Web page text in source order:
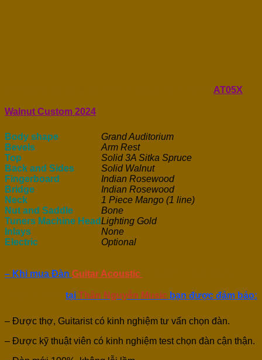
AT05X
Walnut Custom 2024
Body shape
Grand Auditorium
Bevels
Arm Rest
Top
Solid 3A Sitka Spruce
Back and Sides
Solid Walnut
Fingerboard
Indian Rosewood
Bridge
Indian Rosewood
Neck
1 Piece Mango (1 line)
Nut and Saddle
Bone
Tuners Machine HeadLighting Gold
Inlays
None
Electric
Optional
– Khi mua Đàn Guitar Acoustic
tại Thân Nguyễn Music bạn được đảm bảo:
– Được thợ, Guitarist có kinh nghiệm tư vấn chọn đàn.
– Được kỹ thuật viên có kinh nghiệm test chọn đàn cận thận.